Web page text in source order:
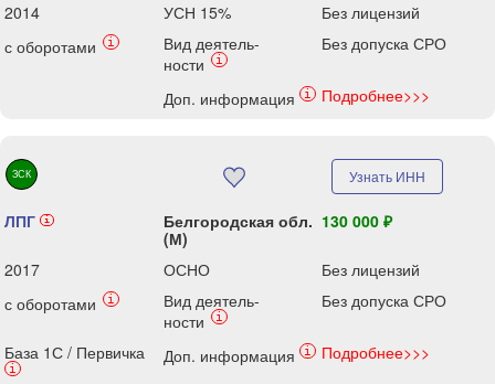
2014 УСН 15%
Без лицензий
с оборотами
i
Вид деятель-
ности
i
Без допуска СРО
Доп. информация i Подробнее>>>
ЗСК Узнать ИНН
ЛПГ i
Белгородская обл.
(М)
130 000 ₽
2017 ОСНО
Без лицензий
с оборотами
i
Вид деятель-
ности
i
Без допуска СРО
База 1С / Первичка
i
Доп. информация i Подробнее>>>